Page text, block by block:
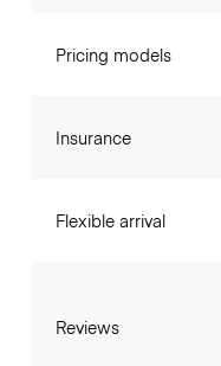
Pricing models
Insurance
Flexible arrival
Reviews